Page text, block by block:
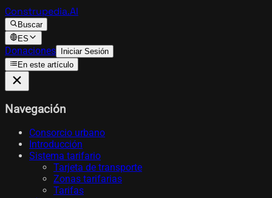
Construpedia.AI
Buscar
ES
Donaciones Iniciar Sesión
En este artículo
Navegación
Consorcio urbano
Introducción
Sistema tarifario
Tarjeta de transporte
Zonas tarifarias
Tarifas